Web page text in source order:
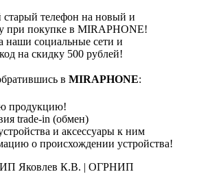
старый телефон на новый и
при покупке в MIRAPHONE!
наши социальные сети и
на скидку 500 рублей!
в MIRAPHONE:
продукцию!
trade-in (обмен)
и аксессуары к ним
о происхождении устройства!
ИП Яковлев К.В. | ОГРНИП